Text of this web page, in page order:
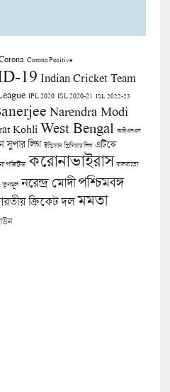
Corona Positive
19 Indian Cricket Team
IPL 2020 ISL 2020-21 ISL 2022-23
Narendra Modi
Kohli West Bengal আইএসএল
সুপার লিগ ইন্ডিয়ান প্রিমিয়ার লিগ এটিকে
পজিটিভ করোনাভাইরাস কলকাতা
তৃণমূল নরেন্দ্র মোদী পশ্চিমবঙ্গ
ক্রিকেট দল মমতা